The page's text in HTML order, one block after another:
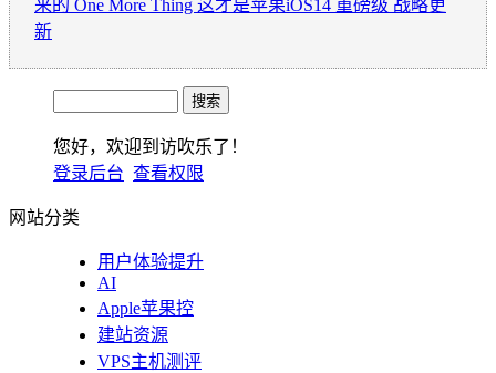
来的 One More Thing 这才是苹果iOS14 重磅级 战略更
新
您好，欢迎到访吹乐了！
登录后台 查看权限
网站分类
用户体验提升
AI
Apple苹果控
建站资源
VPS主机测评